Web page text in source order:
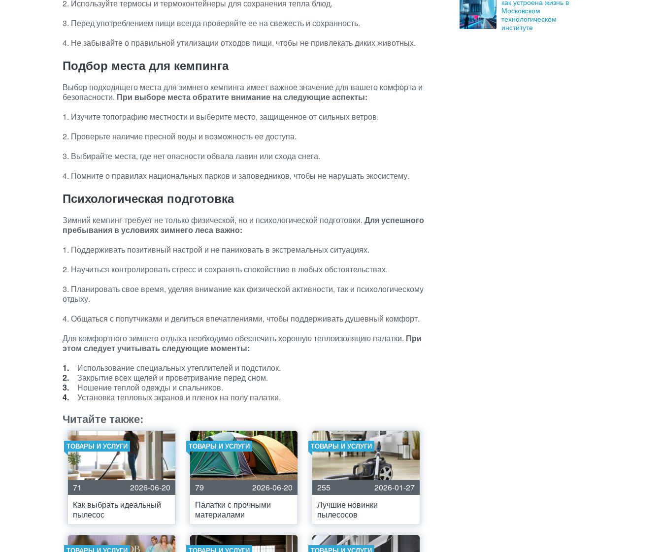
2. Используйте термосы и термоконтейнеры для сохранения тепла блюд.
3. Перед употреблением пищи всегда проверяйте ее на свежесть и сохранность.
4. Не забывайте о правильной утилизации отходов пищи, чтобы не привлекать диких животных.
Подбор места для кемпинга
Выбор подходящего места для зимнего кемпинга имеет важное значение для вашего комфорта и
безопасности. При выборе места обратите внимание на следующие аспекты:
1. Изучите топографию местности и выберите место, защищенное от сильных ветров.
2. Проверьте наличие пресной воды и возможность ее доступа.
3. Выбирайте места, где нет опасности обвала лавин или схода снега.
4. Помните о правилах национальных парков и заповедников, чтобы не нарушать экосистему.
Психологическая подготовка
Зимний кемпинг требует не только физической, но и психологической подготовки. Для успешного
пребывания в условиях зимнего леса важно:
1. Поддерживать позитивный настрой и не паниковать в экстремальных ситуациях.
2. Научиться контролировать стресс и сохранять спокойствие в любых обстоятельствах.
3. Планировать свое время, уделяя внимание как физической активности, так и психологическому
отдыху.
4. Общаться с попутчиками и делиться впечатлениями, чтобы поддерживать душевный комфорт.
Для комфортного зимнего отдыха необходимо обеспечить хорошую теплоизоляцию палатки. При
этом следует учитывать следующие моменты:
Использование специальных утеплителей и подстилок.
Закрытие всех щелей и проветривание перед сном.
Ношение теплой одежды и спальников.
Установка тепловых экранов и пленок на полу палатки.
Читайте также:
ТОВАРЫ И УСЛУГИ
71
2026-06-20
Как выбрать идеальный
пылесос
ТОВАРЫ И УСЛУГИ
79
2026-06-20
Палатки с прочными
материалами
ТОВАРЫ И УСЛУГИ
255
2026-01-27
Лучшие новинки
пылесосов
как устроена жизнь в
Московском
технологическом
институте